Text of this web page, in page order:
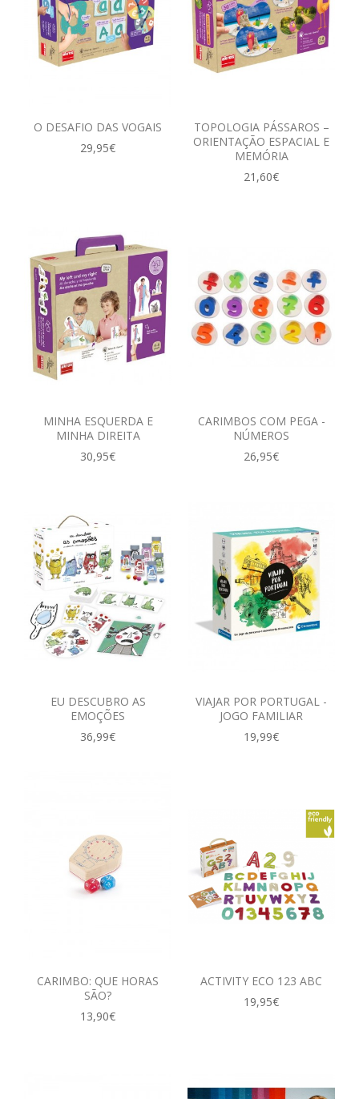
O DESAFIO DAS VOGAIS
29,95€
TOPOLOGIA PÁSSAROS –
ORIENTAÇÃO ESPACIAL E
MEMÓRIA
21,60€
MINHA ESQUERDA E
MINHA DIREITA
30,95€
CARIMBOS COM PEGA -
NÚMEROS
26,95€
EU DESCUBRO AS
EMOÇÕES
36,99€
VIAJAR POR PORTUGAL -
JOGO FAMILIAR
19,99€
CARIMBO: QUE HORAS
SÃO?
13,90€
ACTIVITY ECO 123 ABC
19,95€